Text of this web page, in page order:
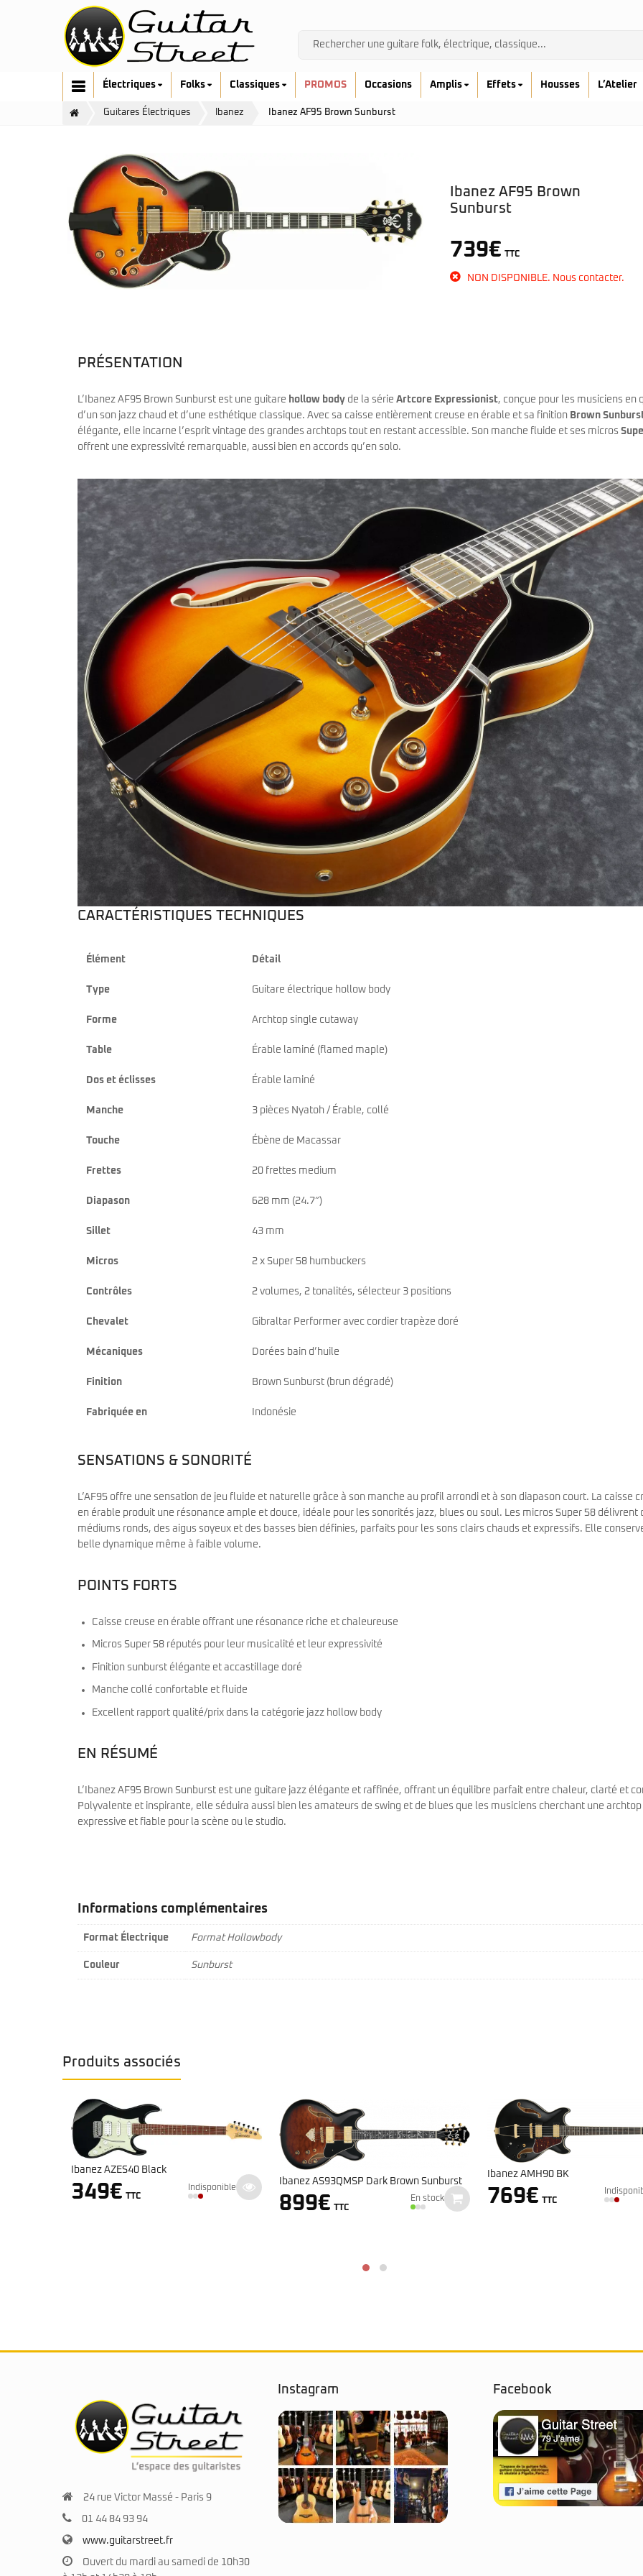
Fender
G&L
Ibanez
Music Man
Sterling by Music Man
Art & Lutherie
Takamine
Yamaha
Admira
Ibanez
Électriques Folks Classiques PROMOS Occasions Amplis Effets Housses L’Atelier
Guitares Électriques Ibanez Ibanez AF95 Brown Sunburst
Ibanez AF95 Brown
Sunburst
739€ TTC
NON DISPONIBLE. Nous contacter.
PRÉSENTATION
L’Ibanez AF95 Brown Sunburst est une guitare hollow body de la série Artcore Expressionist, conçue pour les musiciens en
d’un son jazz chaud et d’une esthétique classique. Avec sa caisse entièrement creuse en érable et sa finition Brown
élégante, elle incarne l’esprit vintage des grandes archtops tout en restant accessible. Son manche fluide et ses micros
offrent une expressivité remarquable, aussi bien en accords qu’en solo.
CARACTÉRISTIQUES TECHNIQUES
Élément Détail
Type Guitare électrique hollow body
Forme Archtop single cutaway
Table Érable laminé (flamed maple)
Dos et éclisses Érable laminé
Manche 3 pièces Nyatoh / Érable, collé
Touche Ébène de Macassar
Frettes 20 frettes medium
Diapason 628 mm (24.7″)
Sillet 43 mm
Micros 2 x Super 58 humbuckers
Contrôles 2 volumes, 2 tonalités, sélecteur 3 positions
Chevalet Gibraltar Performer avec cordier trapèze doré
Mécaniques Dorées bain d’huile
Finition Brown Sunburst (brun dégradé)
Fabriquée en Indonésie
SENSATIONS & SONORITÉ
L’AF95 offre une sensation de jeu fluide et naturelle grâce à son manche au profil arrondi et à son diapason court. La caisse
en érable produit une résonance ample et douce, idéale pour les sonorités jazz, blues ou soul. Les micros Super 58 délivrent
médiums ronds, des aigus soyeux et des basses bien définies, parfaits pour les sons clairs chauds et expressifs. Elle
belle dynamique même à faible volume.
POINTS FORTS
Caisse creuse en érable offrant une résonance riche et chaleureuse
Micros Super 58 réputés pour leur musicalité et leur expressivité
Finition sunburst élégante et accastillage doré
Manche collé confortable et fluide
Excellent rapport qualité/prix dans la catégorie jazz hollow body
EN RÉSUMÉ
L’Ibanez AF95 Brown Sunburst est une guitare jazz élégante et raffinée, offrant un équilibre parfait entre chaleur, clarté et
Polyvalente et inspirante, elle séduira aussi bien les amateurs de swing et de blues que les musiciens cherchant une archtop
expressive et fiable pour la scène ou le studio.
Informations complémentaires
Format Électrique Format Hollowbody
Couleur Sunburst
Produits associés
Ibanez AS93QMSP Dark Brown Sunburst
899€ En stock 769€
Ibanez RG421 HPAH Blue Wave
949€ TTC
24 rue Victor Massé - Paris 9
01 44 84 93 94
www.guitarstreet.fr
Ouvert du mardi au samedi de 10h30
Instagram Facebook